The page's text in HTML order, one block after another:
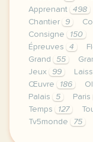
Apprenant
498
Chantier
9
Consigne
150
Épreuves
4
Grand
55
Jeux
99
Œuvre
186
Palais
5 Paris
Temps
127
Tv5monde
75
le respect